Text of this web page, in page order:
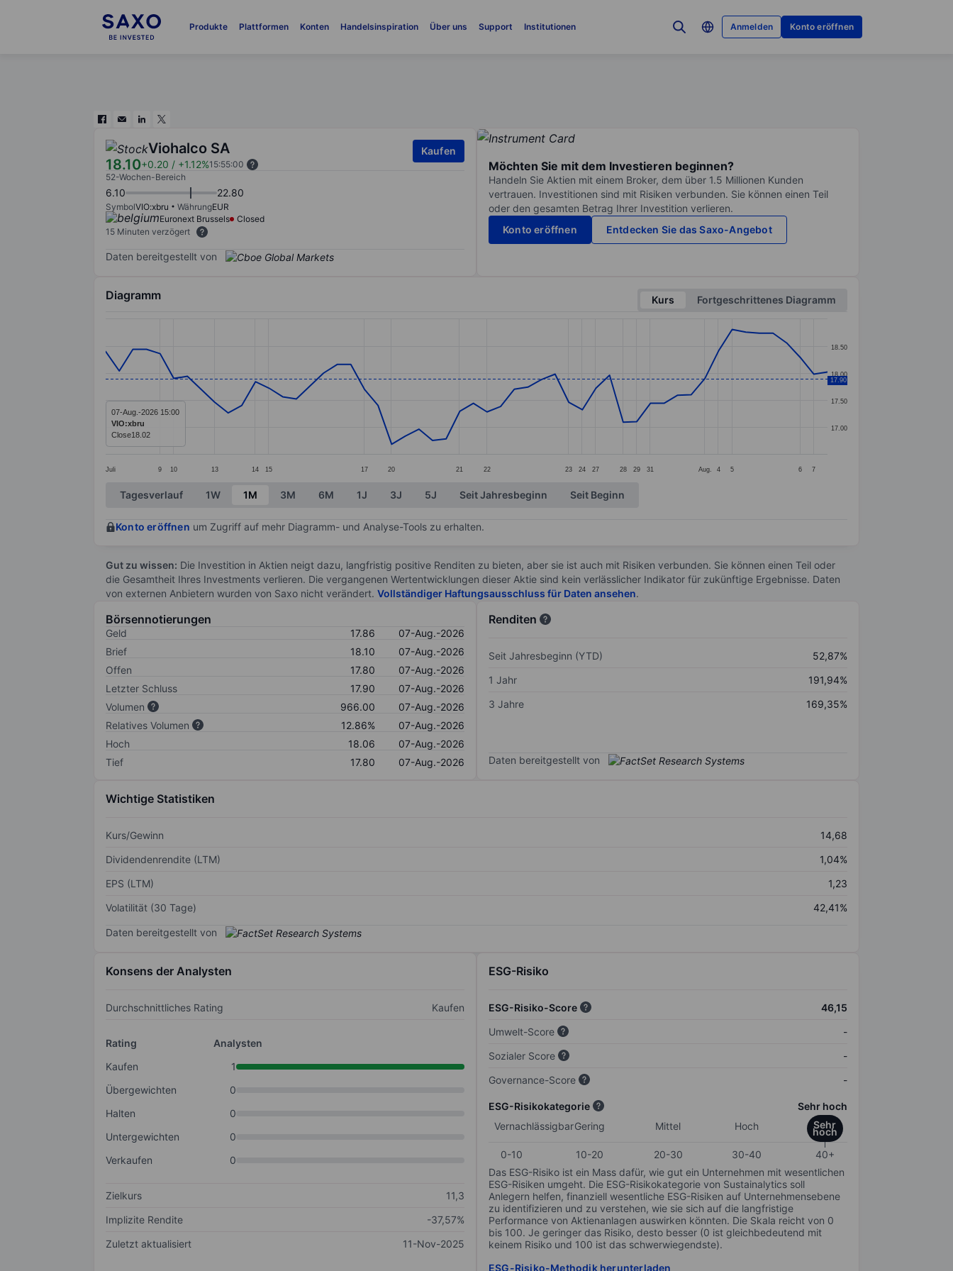
Produkte Plattformen Konten Handelsinspiration Über uns Support Institutionen Anmelden Konto eröffnen
Viohalco SA
18.10+0.20 / +1.12%15:55:00
Kaufen
52-Wochen-Bereich
6.10 22.80
SymbolVIO:xbru WährungEUR
Euronext Brussels
Closed
15 Minuten verzögert
Daten bereitgestellt von
Möchten Sie mit dem Investieren beginnen?
Handeln Sie Aktien mit einem Broker, dem über 1.5 Millionen Kunden
vertrauen. Investitionen sind mit Risiken verbunden. Sie können einen Teil
oder den gesamten Betrag Ihrer Investition verlieren.
Konto eröffnen
Entdecken Sie das Saxo-Angebot
Diagramm Kurs
Fortgeschrittenes Diagramm
Line chart with 54 data points.
The chart has 1 X axis displaying categories.
The chart has 1 Y axis displaying values. Data ranges from 16.68 to 18.81.
Juli 9 10 13 14 15 17 20 21 22 23 24 27 28 29 31 Aug. 4 5 6 7
17.00
17.50
18.00
18.50
17.90
07-Aug.-2026 15:00
VIO:xbru
Close18.02
End of interactive chart.
Tagesverlauf 1W 1M 3M 6M 1J 3J 5J Seit Jahresbeginn Seit Beginn
Konto eröffnen um Zugriff auf mehr Diagramm- und Analyse-Tools zu erhalten.
Gut zu wissen: Die Investition in Aktien neigt dazu, langfristig positive Renditen zu bieten, aber sie ist auch mit Risiken verbunden. Sie können einen Teil oder
die Gesamtheit Ihres Investments verlieren. Die vergangenen Wertentwicklungen dieser Aktie sind kein verlässlicher Indikator für zukünftige Ergebnisse. Daten
von externen Anbietern wurden von Saxo nicht verändert. Vollständiger Haftungsausschluss für Daten ansehen.
Börsennotierungen
Geld 17.86
07-Aug.-2026
Brief
18.10
07-Aug.-2026
Offen
17.80
07-Aug.-2026
Letzter Schluss
17.90
07-Aug.-2026
Volumen
966.00
07-Aug.-2026
Relatives Volumen
12.86%
07-Aug.-2026
Hoch
18.06
07-Aug.-2026
Tief
17.80 07-Aug.-2026
Renditen
Seit Jahresbeginn (YTD)
52,87%
1 Jahr
191,94%
3 Jahre
169,35%
Daten bereitgestellt von
Wichtige Statistiken
Kurs/Gewinn
14,68
Dividendenrendite (LTM)
1,04%
EPS (LTM)
1,23
Volatilität (30 Tage)
42,41%
Daten bereitgestellt von
Konsens der Analysten
Durchschnittliches Rating Kaufen
Rating
Analysten
Kaufen
1
Übergewichten
0
Halten
0
Untergewichten
0
Verkaufen
0
Zielkurs
11,3
Implizite Rendite
-37,57%
Zuletzt aktualisiert
11-Nov-2025
ESG-Risiko
ESG-Risiko-Score
46,15
Umwelt-Score
-
Sozialer Score
-
Governance-Score
-
ESG-Risikokategorie
Sehr hoch
VernachlässigbarGering Mittel Hoch Sehr
hoch
0-10
10-20 20-30 30-40
40+
Das ESG-Risiko ist ein Mass dafür, wie gut ein Unternehmen mit wesentlichen
ESG-Risiken umgeht. Die ESG-Risikokategorie von Sustainalytics soll
Anlegern helfen, finanziell wesentliche ESG-Risiken auf Unternehmensebene
zu identifizieren und zu verstehen, wie sie sich auf die langfristige
Performance von Aktienanlagen auswirken könnten. Die Skala reicht von 0
bis 100. Je geringer das Risiko, desto besser (0 ist gleichbedeutend mit
keinem Risiko und 100 ist das schwerwiegendste).
ESG-Risiko-Methodik herunterladen